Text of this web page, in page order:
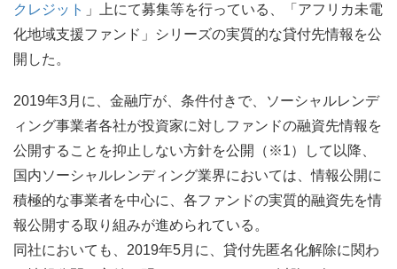
クレジット
」上にて募集等を行っている、「アフリカ未電
化地域支援ファンド」シリーズの実質的な貸付先情報を公
開した。
2019年3月に、金融庁が、条件付きで、ソーシャルレンデ
ィング事業者各社が投資家に対しファンドの融資先情報を
公開することを抑止しない方針を公開（※1）して以降、
国内ソーシャルレンディング業界においては、情報公開に
積極的な事業者を中心に、各ファンドの実質的融資先を情
報公開する取り組みが進められている。
同社においても、2019年5月に、貸付先匿名化解除に関わ